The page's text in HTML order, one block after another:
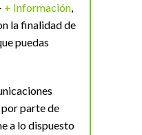
+ Información,
la finalidad de
puedas
parte de
a lo dispuesto